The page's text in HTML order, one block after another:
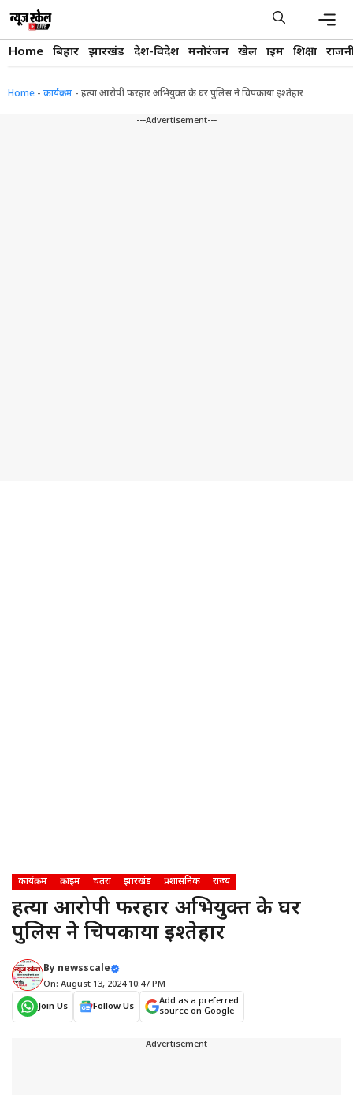
content
Home बिहार झारखंड देश-विदेश मनोरंजन खेल क्राइम शिक्षा
Home - कार्यक्रम - हत्या आरोपी फरहार अभियुक्त के घर पुलिस ने चिपकाया इश्तेहार
---Advertisement---
कार्यक्रम क्राइम चतरा झारखंड प्रशासनिक राज्य
हत्या आरोपी फरहार अभियुक्त के घर
पुलिस ने चिपकाया इश्तेहार
By newsscale
On: August 13, 2024 10:47 PM
Join Us
Follow Us
Add as a preferred
source on Google
---Advertisement---